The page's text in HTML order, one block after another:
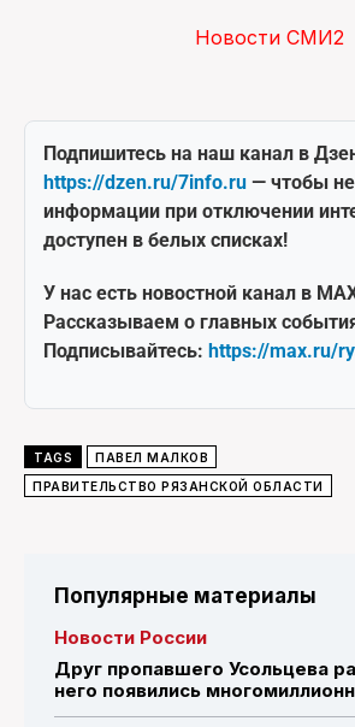
Новости СМИ2
Подпишитесь на наш канал в
https://dzen.ru/7info.ru — чтобы не
информации при отключении
доступен в белых списках!
У нас есть новостной канал в
Рассказываем о главных
Подписывайтесь: https://max.ru/
TAGS
ПАВЕЛ МАЛКОВ
ПРАВИТЕЛЬСТВО РЯЗАНСКОЙ ОБЛАСТИ
Популярные материалы
Новости России
Друг пропавшего Усольцева
него появились